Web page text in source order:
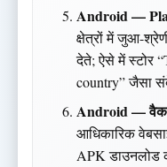
Android —
क्षेत्रों में जुआ-
देते; ऐसे में स्टोर
country” जैसा
Android —
आधिकारिक
APK